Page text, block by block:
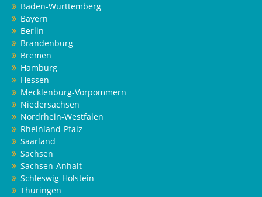
Baden-Württemberg
Bayern
Berlin
Brandenburg
Bremen
Hamburg
Hessen
Mecklenburg-Vorpommern
Niedersachsen
Nordrhein-Westfalen
Rheinland-Pfalz
Saarland
Sachsen
Sachsen-Anhalt
Schleswig-Holstein
Thüringen